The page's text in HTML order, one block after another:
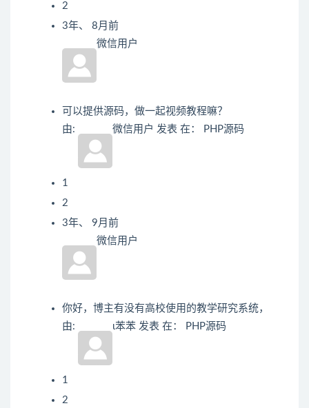
2
3年、 8月前
微信用户
可以提供源码，做一起视频教程嘛？
由:
微信用户 发表 在： PHP源码
1
2
3年、 9月前
微信用户
你好，博主有没有高校使用的教学研究系统，
由:
ι苯苯 发表 在： PHP源码
1
2